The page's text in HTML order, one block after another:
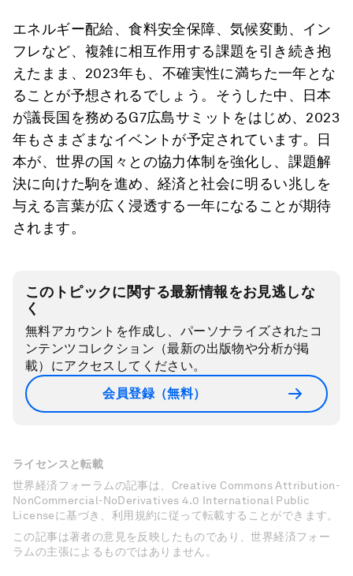
エネルギー配給、食料安全保障、気候変動、イン
フレなど、複雑に相互作用する課題を引き続き抱
えたまま、2023年も、不確実性に満ちた一年とな
ることが予想されるでしょう。そうした中、日本
が議長国を務めるG7広島サミットをはじめ、2023
年もさまざまなイベントが予定されています。日
本が、世界の国々との協力体制を強化し、課題解
決に向けた駒を進め、経済と社会に明るい兆しを
与える言葉が広く浸透する一年になることが期待
されます。
このトピックに関する最新情報をお見逃しな
く
無料アカウントを作成し、パーソナライズされたコ
ンテンツコレクション（最新の出版物や分析が掲
載）にアクセスしてください。
会員登録（無料）
ライセンスと転載
世界経済フォーラムの記事は、Creative Commons Attribution-
NonCommercial-NoDerivatives 4.0 International Public
Licenseに基づき、利用規約に従って転載することができます。
この記事は著者の意見を反映したものであり、世界経済フォー
ラムの主張によるものではありません。